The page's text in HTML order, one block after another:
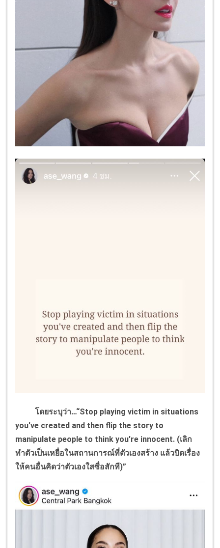
โดยระบุว่า…“Stop playing victim in situations
you've created and then flip the story to
manipulate people to think you're innocent. (เลิก
ทำตัวเป็นเหยื่อในสถานการณ์ที่ตัวเองสร้าง แล้วบิดเรื่อง
ให้คนอื่นคิดว่าตัวเองใสซื่อสักที)”